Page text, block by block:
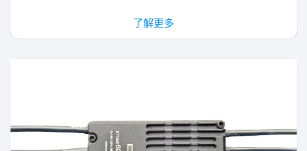
了解更多